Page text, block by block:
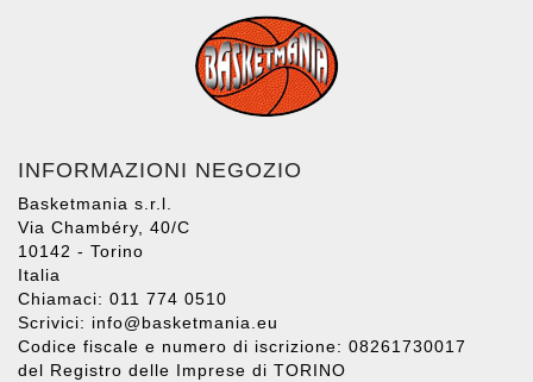
INFORMAZIONI NEGOZIO
Basketmania s.r.l.
Via Chambéry, 40/C
10142 - Torino
Italia
Chiamaci: 011 774 0510
Scrivici: info@basketmania.eu
Codice fiscale e numero di iscrizione: 08261730017
del Registro delle Imprese di TORINO